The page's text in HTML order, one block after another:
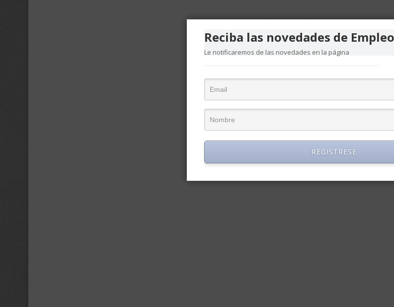
Reciba las novedades de
Le notificaremos de las novedades en la página
REGISTRESE